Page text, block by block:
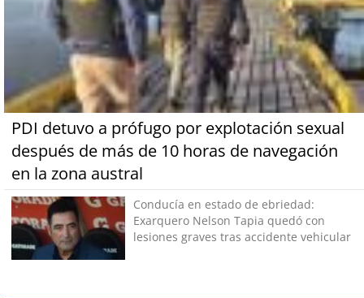
PDI detuvo a prófugo por explotación sexual
después de más de 10 horas de navegación
en la zona austral
Conducía en estado de ebriedad:
Exarquero Nelson Tapia quedó con
lesiones graves tras accidente vehicular